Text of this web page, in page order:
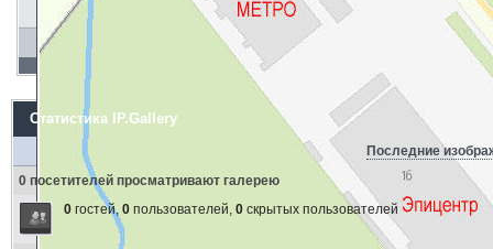
Статистика IP.Gallery
Последние
0 посетителей просматривают галерею
0гостей, 0пользователей, 0скрытых пользователей